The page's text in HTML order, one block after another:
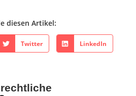
diesen Artikel:
Twitter LinkedIn